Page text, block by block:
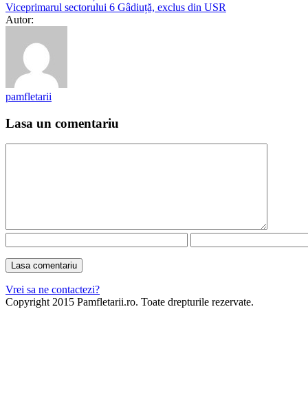
Viceprimarul sectorului 6 Gâdiuță, exclus din USR
Autor:
pamfletarii
Lasa un comentariu
Vrei sa ne contactezi?
Copyright 2015 Pamfletarii.ro. Toate drepturile rezervate.